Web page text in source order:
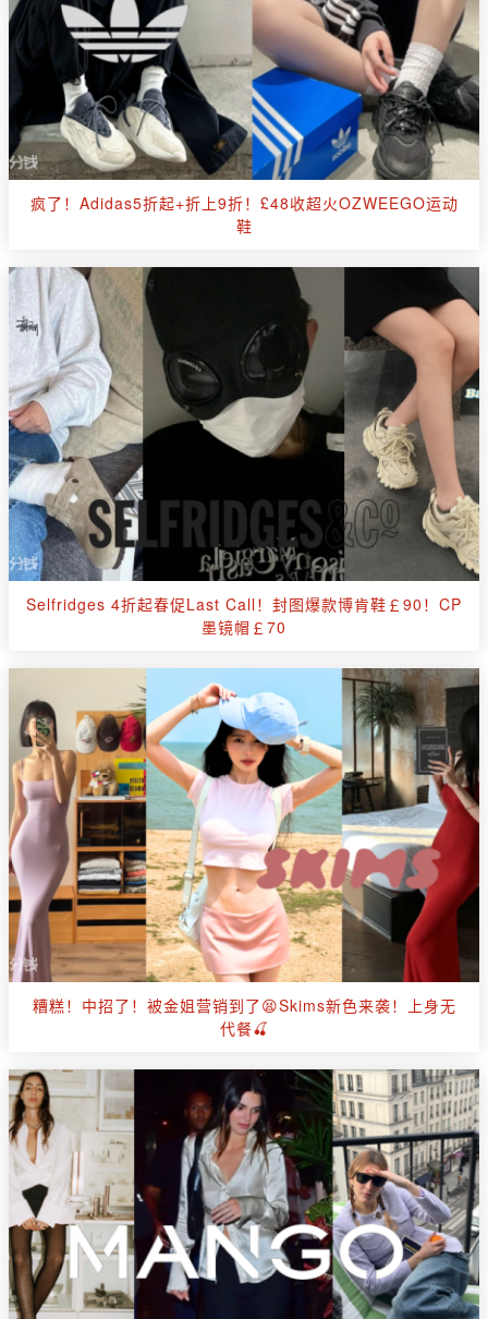
疯了！Adidas5折起+折上9折！£48收超火OZWEEGO运动
鞋
Selfridges 4折起春促Last Call！封图爆款博肯鞋￡90！CP
墨镜帽￡70
糟糕！中招了！被金姐营销到了😫Skims新色来袭！上身无
代餐🍒